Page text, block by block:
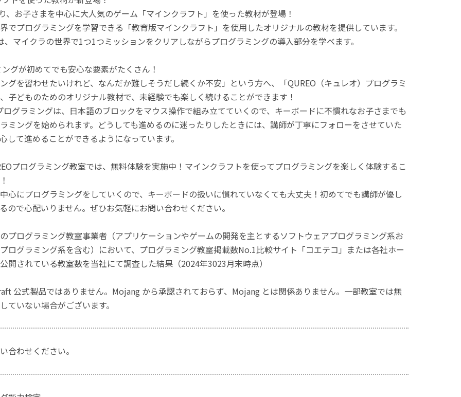
、お子さまを中心に大人気のゲーム「マインクラフト」を使った教材が登場！
でプログラミングを学習できる「教育版マインクラフト」を使用したオリジナルの教材を提供しています。
、マイクラの世界で1つ1つミッションをクリアしながらプログラミングの導入部分を学べます。
グが初めてでも安心な要素がたくさん！
ングを習わせたいけれど、なんだか難しそうだし続くか不安」という方へ、「QUREO（キュレオ）プログラミ
子どものためのオリジナル教材で、未経験でも楽しく続けることができます！
ログラミングは、日本語のブロックをマウス操作で組み立てていくので、キーボードに不慣れなお子さまでも
ミングを始められます。どうしても進めるのに迷ったりしたときには、講師が丁寧にフォローをさせていた
して進めることができるようになっています。
プログラミング教室では、無料体験を実施中！マインクラフトを使ってプログラミングを楽しく体験するこ
心にプログラミングをしていくので、キーボードの扱いに慣れていなくても大丈夫！初めてでも講師が優し
ので心配いりません。ぜひお気軽にお問い合わせください。
プログラミング教室事業者（アプリケーションやゲームの開発を主とするソフトウェアプログラミング系お
ログラミング系を含む）において、プログラミング教室掲載数No.1比較サイト「コエテコ」または各社ホー
開されている教室数を当社にて調査した結果（2024年3023月末時点）
公式製品ではありません。Mojang から承認されておらず、Mojang とは関係ありません。一部教室では無
ていない場合がございます。
合わせください。